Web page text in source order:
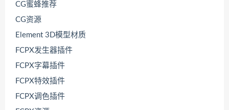
CG蜜蜂推荐
CG资源
Element 3D模型材质
FCPX发生器插件
FCPX字幕插件
FCPX特效插件
FCPX调色插件